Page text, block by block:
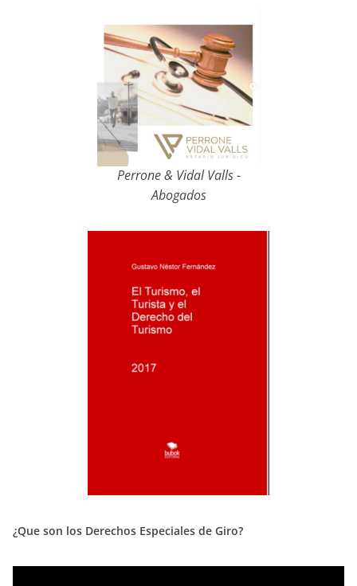
Perrone & Vidal Valls -
Abogados
¿Que son los Derechos Especiales de Giro?